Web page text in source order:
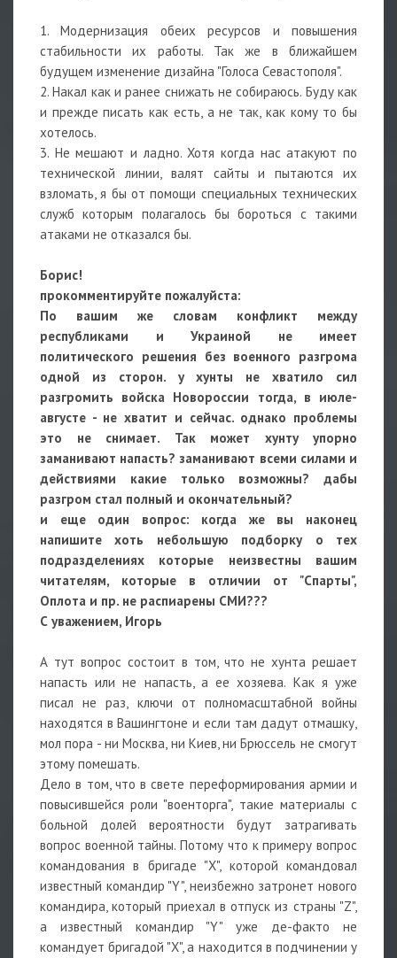
1. Модернизация обеих ресурсов и повышения
стабильности их работы. Так же в ближайшем
будущем изменение дизайна "Голоса Севастополя".
2. Накал как и ранее снижать не собираюсь. Буду как
и прежде писать как есть, а не так, как кому то бы
хотелось.
3. Не мешают и ладно. Хотя когда нас атакуют по
технической линии, валят сайты и пытаются их
взломать, я бы от помощи специальных технических
служб которым полагалось бы бороться с такими
атаками не отказался бы.
Борис!
прокомментируйте пожалуйста:
По вашим же словам конфликт между
республиками и Украиной не имеет
политического решения без военного разгрома
одной из сторон. у хунты не хватило сил
разгромить войска Новороссии тогда, в июле-
августе - не хватит и сейчас. однако проблемы
это не снимает. Так может хунту упорно
заманивают напасть? заманивают всеми силами и
действиями какие только возможны? дабы
разгром стал полный и окончательный?
и еще один вопрос: когда же вы наконец
напишите хоть небольшую подборку о тех
подразделениях которые неизвестны вашим
читателям, которые в отличии от "Спарты",
Оплота и пр. не распиарены СМИ???
С уважением, Игорь
А тут вопрос состоит в том, что не хунта решает
напасть или не напасть, а ее хозяева. Как я уже
писал не раз, ключи от полномасштабной войны
находятся в Вашингтоне и если там дадут отмашку,
мол пора - ни Москва, ни Киев, ни Брюссель не смогут
этому помешать.
Дело в том, что в свете переформирования армии и
повысившейся роли "военторга", такие материалы с
больной долей вероятности будут затрагивать
вопрос военной тайны. Потому что к примеру вопрос
командования в бригаде "Х", которой командовал
известный командир "Y", неизбежно затронет нового
командира, который приехал в отпуск из страны "Z",
а известный командир "Y" уже де-факто не
командует бригадой "X", а находится в подчинении у